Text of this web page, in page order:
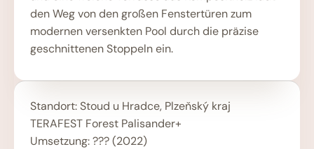
Standort: Stoud u Hradce, Plzeňský kraj
TERAFEST Forest Palisander+
Umsetzung: ??? (2022)
den Weg von den großen Fenstertüren zum
modernen versenkten Pool durch die präzise
geschnittenen Stoppeln ein.